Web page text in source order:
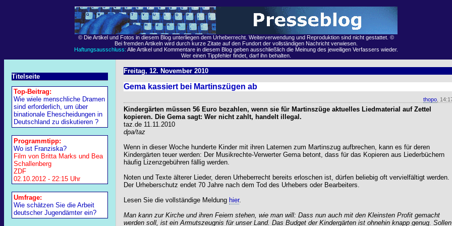
© Die Artikel und Fotos in diesem Blog unterliegen dem Urheberrecht. Weiterverwendung und Reproduktion sind nicht gestattet. ©
Bei fremden Artikeln wird durch kurze Zitate auf den Fundort der vollständigen Nachricht verwiesen.
Haftungsausschluss: Alle Artikel und Kommentare in diesem Blog geben ausschließlich die Meinung des jeweiligen Verfassers wieder.
Wer einen Tippfehler findet, darf ihn behalten.
Titelseite
Top-Beitrag:
Wie wiele menschliche Dramen
sind erforderlich, um über
binationale Ehescheidungen in
Deutschland zu diskutieren ?
Programmtipp:
Wo ist Franziska?
Film von Britta Marks und Bea
Schallenberg
ZDF
02.10.2012 - 22:15 Uhr
Umfrage:
Wie schätzen Sie die Arbeit
deutscher Jugendämter ein?
Freitag, 12. November 2010
Gema kassiert bei Martinszügen ab
thopo,
Kindergärten müssen 56 Euro bezahlen, wenn sie für Martinszüge aktuelles Liedmaterial auf Zettel
kopieren. Die Gema sagt: Wer nicht zahlt, handelt illegal.
taz.de 11.11.2010
dpa/taz
Wenn in dieser Woche hunderte Kinder mit ihren Laternen zum Martinszug aufbrechen, kann es für deren
Kindergärten teuer werden: Der Musikrechte-Verwerter Gema betont, dass für das Kopieren aus Liederbüchern
häufig Lizenzgebühren fällig werden.
Noten und Texte älterer Lieder, deren Urheberrecht bereits erloschen ist, dürfen beliebig oft vervielfältigt werden.
Der Urheberschutz endet 70 Jahre nach dem Tod des Urhebers oder Bearbeiters.
Lesen Sie die vollständige Meldung hier.
Man kann zur Kirche und ihren Feiern stehen, wie man will: Dass nun auch mit den Kleinsten Profit gemacht
werden soll, ist ein Armutszeugnis für unser Land. Das Budget der Kindergärten ist ohnehin knapp genug. Sollen